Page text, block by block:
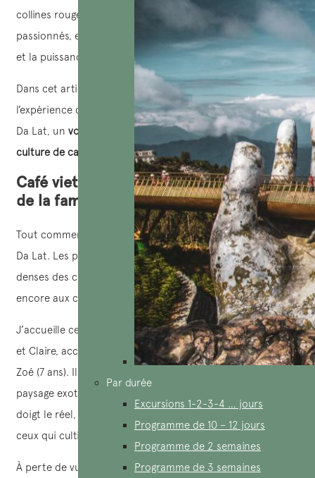
Par durée
Excursions 1-2-3-4 … jours
Programme de 10 – 12 jours
Programme de 2 semaines
Programme de 3 semaines
collines rouges aux mains tannées des producteurs
passionnés, en passant par les arômes subtils de l’Arabica
et la puissance du Robusta.
Dans cet article, je vous invite à découvrir, à travers
l’expérience d’une famille française que j’ai accompagnée à
Da Lat, un voyage sensoriel et humain au cœur de la
culture de café du Vietnam.
Café vietnam et un circuit inoubliable
de la famille de Marc
Tout commence par un lever de soleil doré sur Lam Dong,
Da Lat. Les premiers rayons filtrent à travers les feuillages
denses des caféiers, et la brume matinale s’accroche
encore aux collines rouges.
J’accueille ce matin-là une famille venue de France: Marc
et Claire, accompagnés de leurs deux filles, Lila (10 ans) et
Zoé (7 ans). Ils ne sont pas simplement en quête d’un
paysage exotique – ils veulent comprendre, toucher du
doigt le réel, et partager un moment authentique avec
ceux qui cultivent le Vietnam en profondeur.
À perte de vue, les caféiers dessinaient un paysage ondulé,